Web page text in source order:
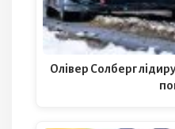
Олівер Солберг